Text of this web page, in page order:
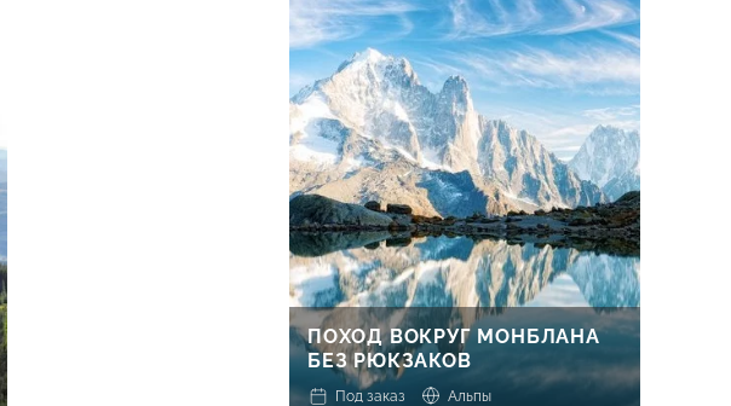
ПОХОД ВОКРУГ МОНБЛАНА
БЕЗ РЮКЗАКОВ
Под заказ
Альпы